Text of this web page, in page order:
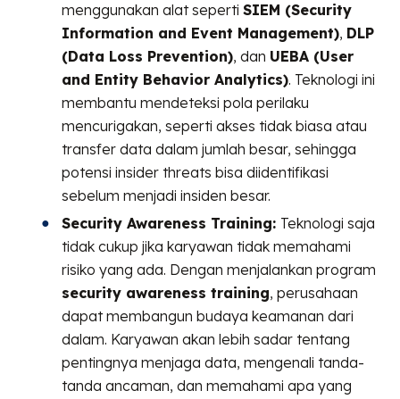
menggunakan alat sepertiSIEM (Security
Information and Event Management), DLP
(Data Loss Prevention), dan UEBA (User
and Entity Behavior Analytics). Teknologi ini
membantu mendeteksi pola perilaku
mencurigakan, seperti akses tidak biasa atau
transfer data dalam jumlah besar, sehingga
potensi insider threats bisa diidentifikasi
sebelum menjadi insiden besar.
Security Awareness Training: Teknologi saja
tidak cukup jika karyawan tidak memahami
risiko yang ada. Dengan menjalankan program
security awareness training, perusahaan
dapat membangun budaya keamanan dari
dalam. Karyawan akan lebih sadar tentang
pentingnya menjaga data, mengenali tanda-
tanda ancaman, dan memahami apa yang